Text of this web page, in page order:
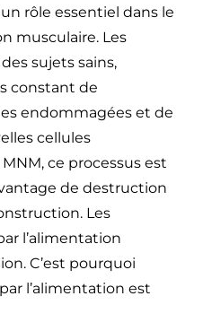
rôle essentiel dans le
musculaire. Les
sujets sains,
constant de
endommagées et de
cellules
ce processus est
de destruction
Les
l’alimentation
C’est pourquoi
l’alimentation est